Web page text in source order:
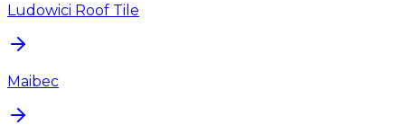
Ludowici Roof Tile
Maibec